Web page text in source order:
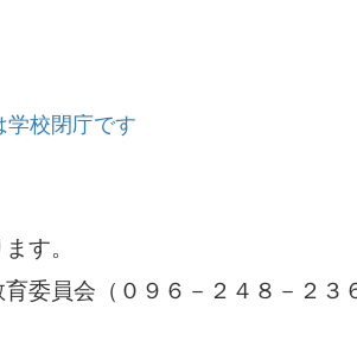
学校閉庁です
す。
委員会（０９６－２４８－２